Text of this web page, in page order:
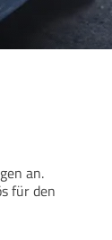
an.
für den